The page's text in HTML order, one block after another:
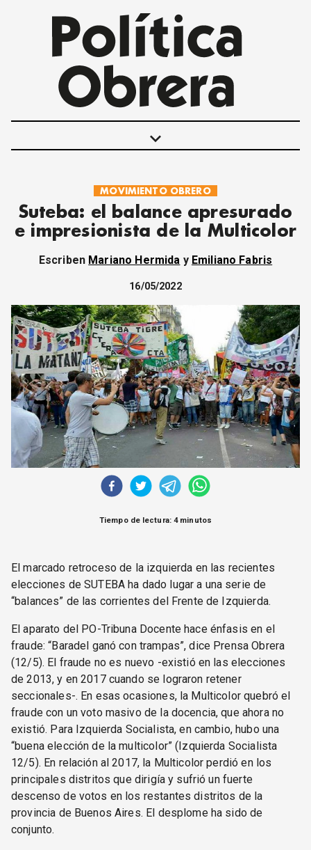
keyboard_arrow_down
POLÍTICAS
INTERNACIONALES
MOVIMIENTO OBRERO
ECONOMÍA
SOCIEDAD Y CULTURA
JUVENTUD
CORREO DE LECTORES
DEBATE
ARCHIVO
DECLARACIONES
OPINIÓN
ALTAMIRA RESPONDE
Política Obrera Revista
CONTACTO
MOVIMIENTO OBRERO
Suteba: el balance apresurado
e impresionista de la Multicolor
Escriben Mariano Hermida y Emiliano Fabris
16/05/2022
Tiempo de lectura: 4 minutos
El marcado retroceso de la izquierda en las recientes
elecciones de SUTEBA ha dado lugar a una serie de
“balances” de las corrientes del Frente de Izquierda.
El aparato del PO-Tribuna Docente hace énfasis en el
fraude: “Baradel ganó con trampas”, dice Prensa Obrera
(12/5). El fraude no es nuevo -existió en las elecciones
de 2013, y en 2017 cuando se lograron retener
seccionales-. En esas ocasiones, la Multicolor quebró el
fraude con un voto masivo de la docencia, que ahora no
existió. Para Izquierda Socialista, en cambio, hubo una
“buena elección de la multicolor” (Izquierda Socialista
12/5). En relación al 2017, la Multicolor perdió en los
principales distritos que dirigía y sufrió un fuerte
descenso de votos en los restantes distritos de la
provincia de Buenos Aires. El desplome ha sido de
conjunto.